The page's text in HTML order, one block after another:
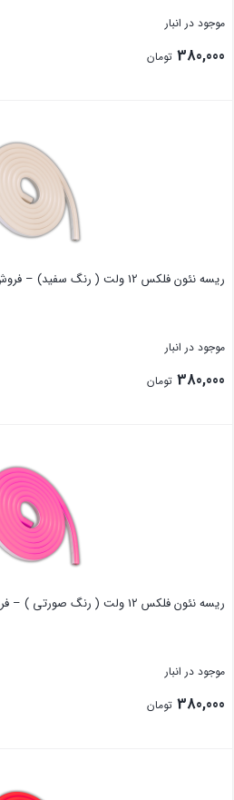
موجود در انبار
380,000 تومان
ریسه نئون فلکس 12 ولت ( رنگ سفید) – فروش متری
موجود در انبار
380,000 تومان
ریسه نئون فلکس 12 ولت ( رنگ صورتی ) – فروش متری
موجود در انبار
380,000 تومان